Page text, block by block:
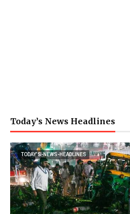
Today’s News Headlines
TODAY’S-NEWS-HEADLINES